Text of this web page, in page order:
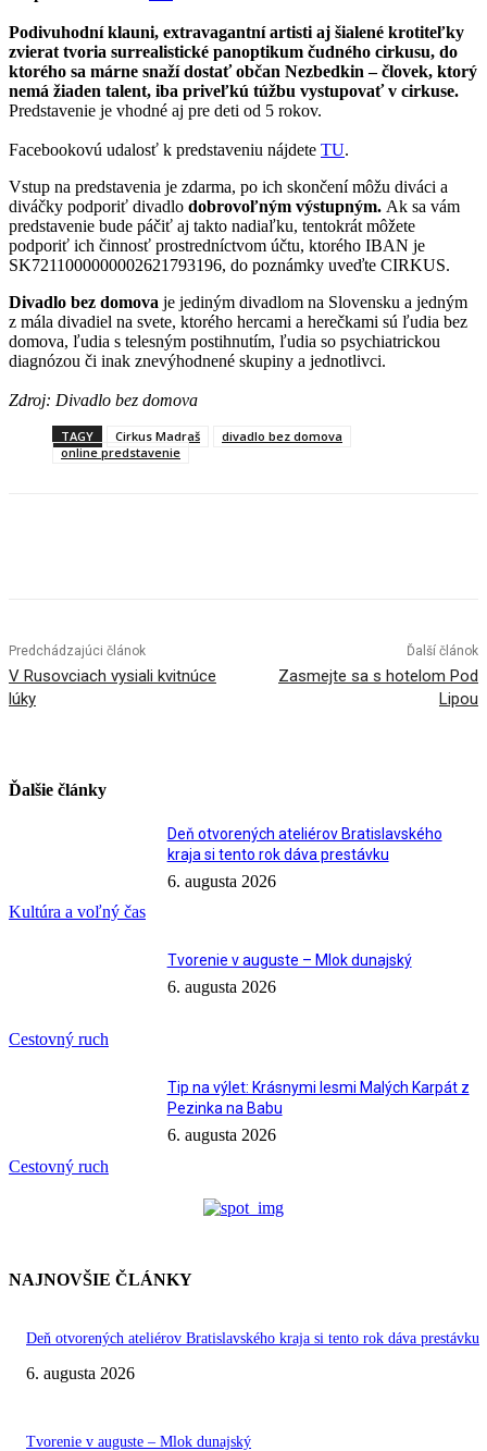
Podivuhodní klauni, extravagantní artisti aj šialené krotiteľky
zvierat tvoria surrealistické panoptikum čudného cirkusu, do
ktorého sa márne snaží dostať občan Nezbedkin – človek, ktorý
nemá žiaden talent, iba priveľkú túžbu vystupovať v cirkuse.
Predstavenie je vhodné aj pre deti od 5 rokov.
Facebookovú udalosť k predstaveniu nájdete TU.
Vstup na predstavenia je zdarma, po ich skončení môžu diváci a
diváčky podporiť divadlo dobrovoľným výstupným. Ak sa vám
predstavenie bude páčiť aj takto nadiaľku, tentokrát môžete
podporiť ich činnosť prostredníctvom účtu, ktorého IBAN je
SK7211000000002621793196, do poznámky uveďte CIRKUS.
Divadlo bez domova je jediným divadlom na Slovensku a jedným
z mála divadiel na svete, ktorého hercami a herečkami sú ľudia bez
domova, ľudia s telesným postihnutím, ľudia so psychiatrickou
diagnózou či inak znevýhodnené skupiny a jednotlivci.
Zdroj: Divadlo bez domova
TAGY Cirkus Madraš
divadlo bez domova
online predstavenie
Predchádzajúci článok
V Rusovciach vysiali kvitnúce
lúky
Ďalší článok
Zasmejte sa s hotelom Pod
Lipou
Ďalšie články
Kultúra a voľný čas
Deň otvorených ateliérov Bratislavského
kraja si tento rok dáva prestávku
6. augusta 2026
Cestovný ruch
Tvorenie v auguste – Mlok dunajský
6. augusta 2026
Cestovný ruch
Tip na výlet: Krásnymi lesmi Malých Karpát z
Pezinka na Babu
6. augusta 2026
NAJNOVŠIE ČLÁNKY
Deň otvorených ateliérov Bratislavského kraja si tento rok dáva prestávku
6. augusta 2026
Tvorenie v auguste – Mlok dunajský